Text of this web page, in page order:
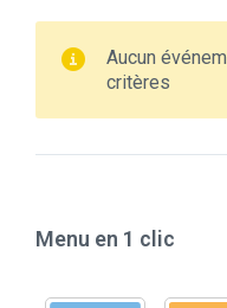
Aucun
critères
Menu en 1 clic